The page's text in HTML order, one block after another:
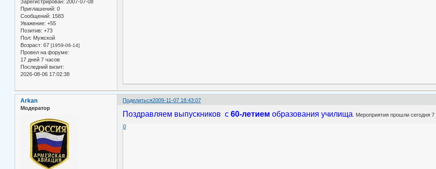
Зарегистрирован: 2007-07-08
Приглашений: 0
Сообщений: 1583
Уважение: +55
Позитив: +73
Пол: Мужской
Возраст: 67 [1959-06-14]
Провел на форуме:
17 дней 7 часов
Последний визит:
2026-08-06 17:02:38
Поделиться2009-11-07 18:43:07
Arkan
Модератор
Поздравляем выпускников с60-летиемобразования училища . Мероприятия прошли сегодня
0